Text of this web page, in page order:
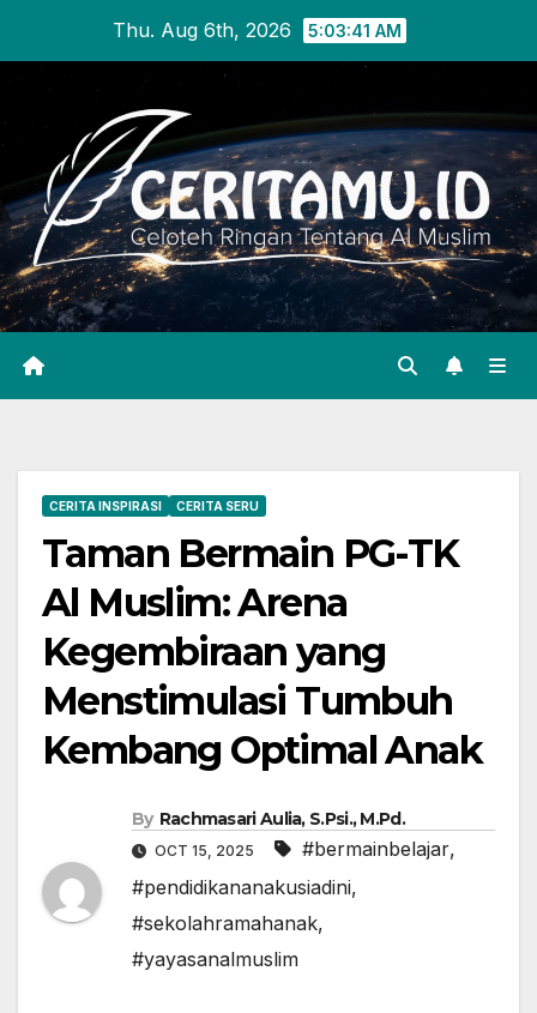
Thu. Aug 6th, 2026 5:03:42 AM
CERITA INSPIRASI CERITA SERU
Taman Bermain PG-TK
Al Muslim: Arena
Kegembiraan yang
Menstimulasi Tumbuh
Kembang Optimal Anak
By Rachmasari Aulia, S.Psi., M.Pd.
OCT 15, 2025 #bermainbelajar,
#pendidikananakusiadini,
#sekolahramahanak,
#yayasanalmuslim